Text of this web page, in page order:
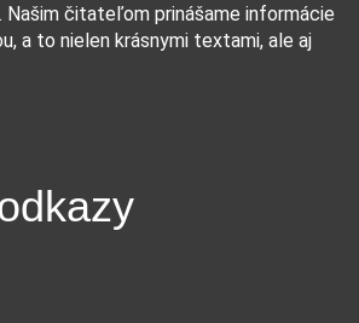
Našim čitateľom prinášame informácie
a to nielen krásnymi textami, ale aj